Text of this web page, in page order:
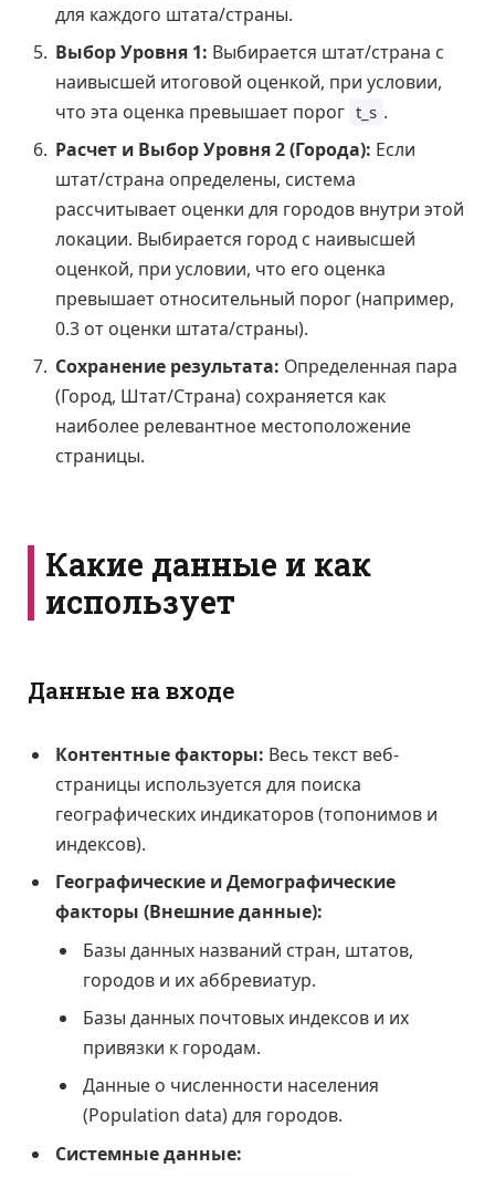
для каждого штата/страны.
Выбор Уровня 1: Выбирается штат/страна с
наивысшей итоговой оценкой, при условии,
что эта оценка превышает порог t_s .
Расчет и Выбор Уровня 2 (Города): Если
штат/страна определены, система
рассчитывает оценки для городов внутри этой
локации. Выбирается город с наивысшей
оценкой, при условии, что его оценка
превышает относительный порог (например,
0.3 от оценки штата/страны).
Сохранение результата: Определенная пара
(Город, Штат/Страна) сохраняется как
наиболее релевантное местоположение
страницы.
Какие данные и как
использует
Данные на входе
Контентные факторы: Весь текст веб-
страницы используется для поиска
географических индикаторов (топонимов и
индексов).
Географические и Демографические
факторы (Внешние данные):
Базы данных названий стран, штатов,
городов и их аббревиатур.
Базы данных почтовых индексов и их
привязки к городам.
Данные о численности населения
(Population data) для городов.
Системные данные: